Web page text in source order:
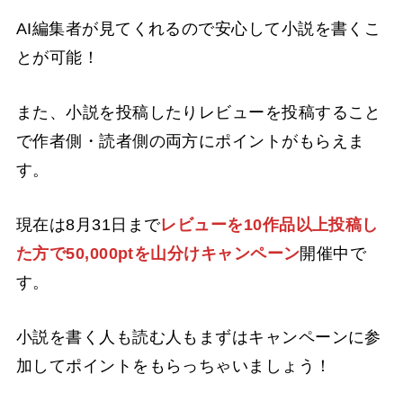
AI編集者が見てくれるので安心して小説を書くこ
とが可能！
また、小説を投稿したりレビューを投稿すること
で作者側・読者側の両方にポイントがもらえま
す。
現在は8月31日までレビューを10作品以上投稿し
た方で50,000ptを山分けキャンペーン開催中で
す。
小説を書く人も読む人もまずはキャンペーンに参
加してポイントをもらっちゃいましょう！